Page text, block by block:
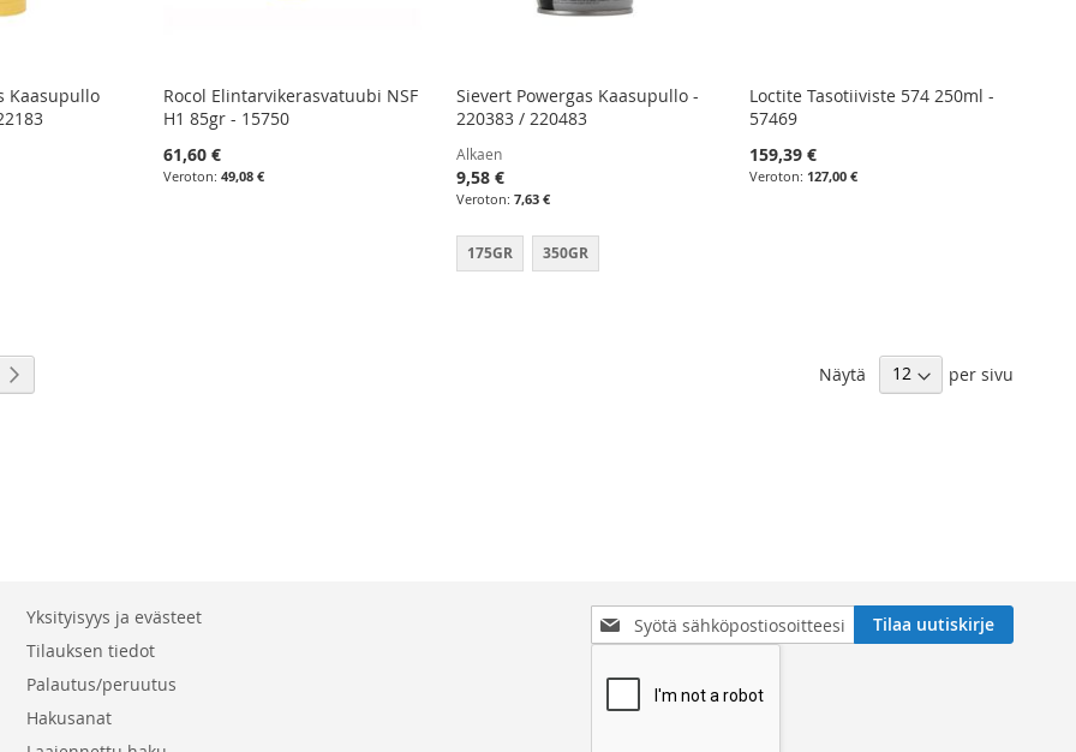
Kaasupullo
Rocol Elintarvikerasvatuubi NSF
H1 85gr - 15750
61,60 €
49,08 €
Sievert Powergas Kaasupullo -
220383 / 220483
Alkaen
9,58 €
7,63 €
175GR 350GR
Loctite Tasotiiviste 574 250ml -
57469
159,39 €
127,00 €
page Näytä per sivu
Tilaa
uutiskirjeemme:
Tilaa uutiskirje
Yksityisyys ja evästeet
Tilauksen tiedot
Palautus/peruutus
Hakusanat